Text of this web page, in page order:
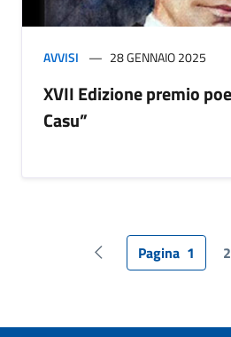
AVVISI 28 GENNAIO 2025
XVII Edizione premio
Casu”
Pagina precedente
Pagina 1 2